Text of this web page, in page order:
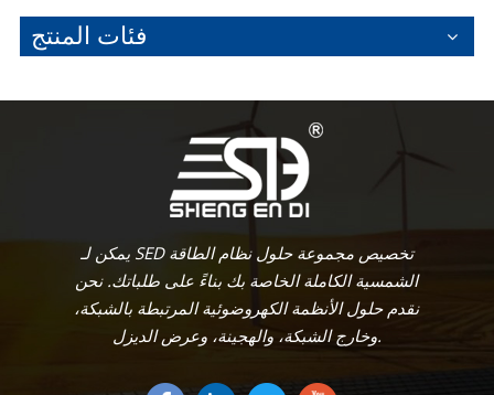
فئات المنتج
يمكن لـ SED تخصيص مجموعة حلول نظام الطاقة
الشمسية الكاملة الخاصة بك بناءً على طلباتك. نحن
نقدم حلول الأنظمة الكهروضوئية المرتبطة بالشبكة،
وخارج الشبكة، والهجينة، وعرض الديزل.